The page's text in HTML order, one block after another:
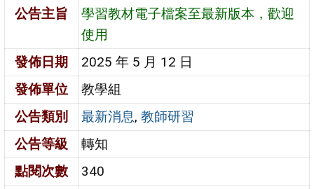
公告主旨
學習教材電子檔案至最新版本，歡迎
使用
發佈日期
2025 年 5 月 12 日
發佈單位
教學組
公告類別
最新消息,教師研習
公告等級
轉知
點閱次數
340